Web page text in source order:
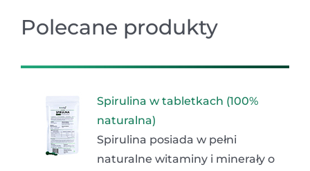
Polecane produkty
Spirulina w tabletkach (100%
naturalna)
Spirulina posiada w pełni
naturalne witaminy i minerały o